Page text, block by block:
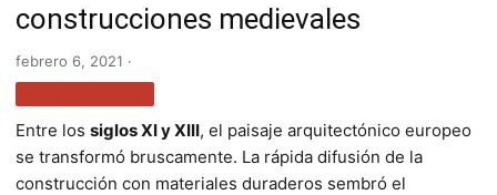
construcciones medievales
febrero 6, 2021 ·
Entre los siglos XI y XIII, el paisaje arquitectónico europeo
se transformó bruscamente. La rápida difusión de la
construcción con materiales duraderos sembró el